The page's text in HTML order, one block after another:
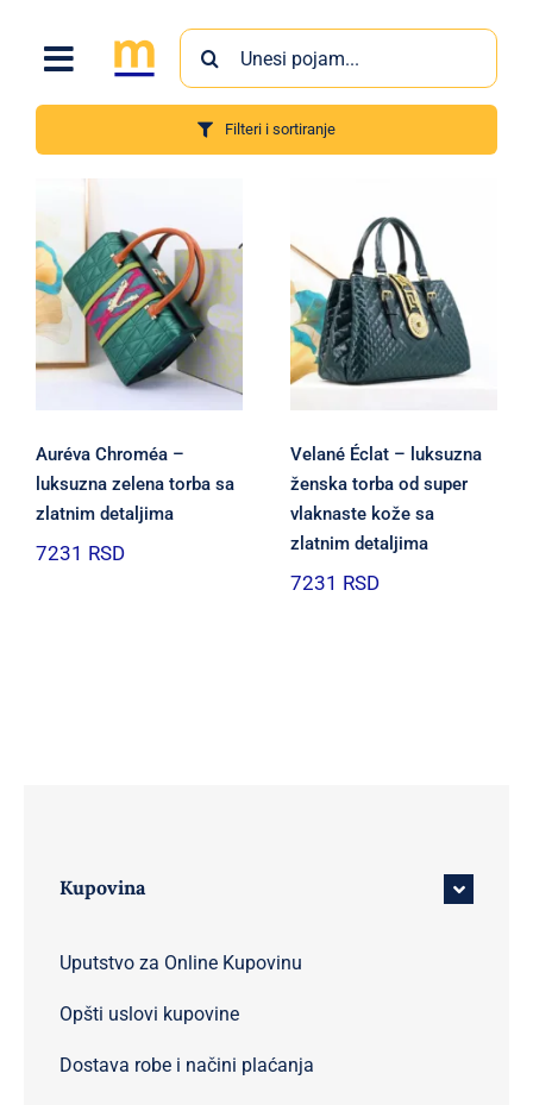
content
Search
for:
Filteri i sortiranje
Auréva Chroméa –
luksuzna zelena torba sa
zlatnim detaljima
7231 RSD
Velané Éclat – luksuzna
ženska torba od super
vlaknaste kože sa
zlatnim detaljima
7231 RSD
Kupovina
Uputstvo za Online Kupovinu
Opšti uslovi kupovine
Dostava robe i načini plaćanja
Proizvodi